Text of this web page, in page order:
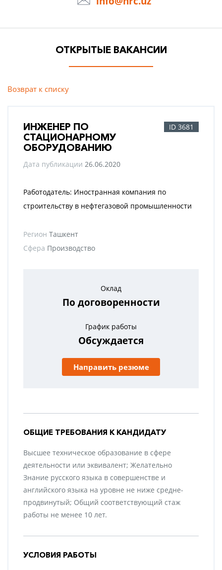
ОТКРЫТЫЕ ВАКАНСИИ
Возврат к списку
ИНЖЕНЕР ПО
СТАЦИОНАРНОМУ
ОБОРУДОВАНИЮ
ID 3681
Дата публикации 26.06.2020
Работодатель: Иностранная компания по
строительству в нефтегазовой промышленности
Регион Ташкент
Сфера Производство
Оклад
По договоренности
График работы
Обсуждается
Направить резюме
ОБЩИЕ ТРЕБОВАНИЯ К КАНДИДАТУ
Высшее техническое образование в сфере
деятельности или эквивалент; Желательно
Знание русского языка в совершенстве и
английского языка на уровне не ниже средне-
продвинутый; Общий соответствующий стаж
работы не менее 10 лет.
УСЛОВИЯ РАБОТЫ